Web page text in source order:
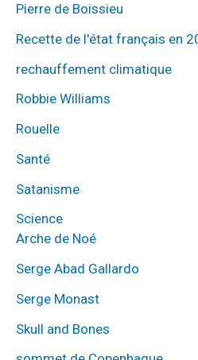
Pierre de Boissieu
Recette de l'état français en
rechauffement climatique
Robbie Williams
Rouelle
Santé
Satanisme
Science
Arche de Noé
Serge Abad Gallardo
Serge Monast
Skull and Bones